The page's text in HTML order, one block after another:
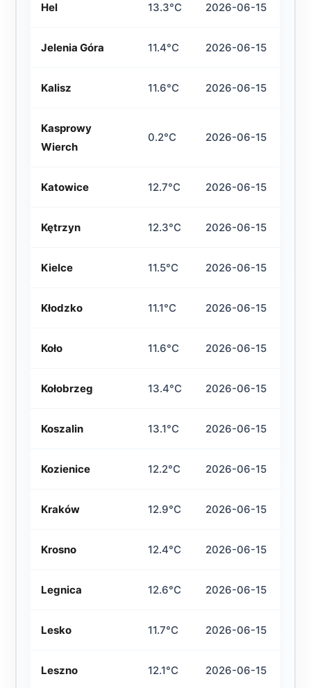
Hel 13.3°C 2026-06-15
Jelenia Góra 11.4°C 2026-06-15
Kalisz 11.6°C 2026-06-15
Kasprowy
Wierch
0.2°C 2026-06-15
Katowice 12.7°C 2026-06-15
Kętrzyn 12.3°C 2026-06-15
Kielce 11.5°C 2026-06-15
Kłodzko 11.1°C 2026-06-15
Koło 11.6°C 2026-06-15
Kołobrzeg 13.4°C 2026-06-15
Koszalin 13.1°C 2026-06-15
Kozienice 12.2°C 2026-06-15
Kraków 12.9°C 2026-06-15
Krosno 12.4°C 2026-06-15
Legnica 12.6°C 2026-06-15
Lesko 11.7°C 2026-06-15
Leszno 12.1°C 2026-06-15